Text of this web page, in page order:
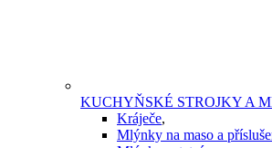
KUCHYŇSKÉ STROJKY A
Kráječe,
Mlýnky na maso a